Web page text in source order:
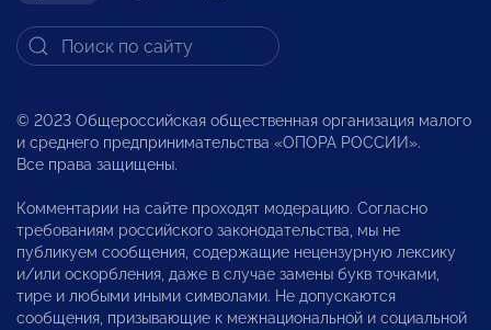
© 2023 Общероссийская общественная организация малого
и среднего предпринимательства «ОПОРА РОССИИ».
Все права защищены.
Комментарии на сайте проходят модерацию. Согласно
требованиям российского законодательства, мы не
публикуем сообщения, содержащие нецензурную лексику
и/или оскорбления, даже в случае замены букв точками,
тире и любыми иными символами. Не допускаются
сообщения, призывающие к межнациональной и социальной